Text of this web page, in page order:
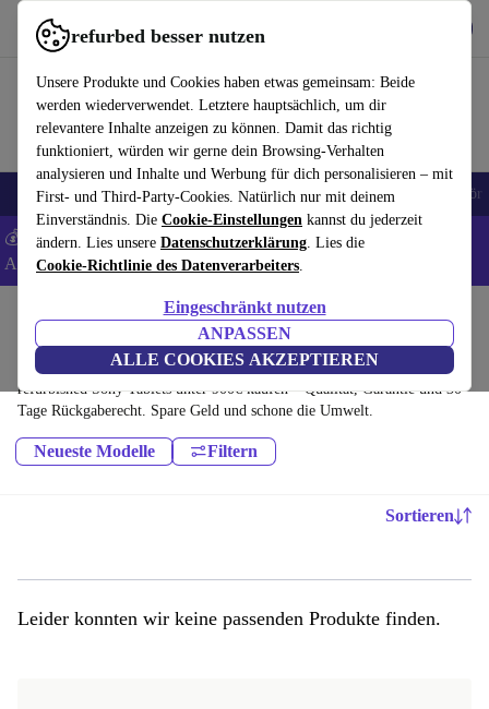
refurbed besser nutzen
Unsere Produkte und Cookies haben etwas gemeinsam: Beide
werden wiederverwendet. Letztere hauptsächlich, um dir
relevantere Inhalte anzeigen zu können. Damit das richtig
funktioniert, würden wir gerne dein Browsing-Verhalten
analysieren und Inhalte und Werbung für dich personalisieren – mit
First- und Third-Party-Cookies. Natürlich nur mit deinem
Einverständnis. Die Cookie-Einstellungen kannst du jederzeit
ändern. Lies unsere Datenschutzerklärung. Lies die
Cookie-Richtlinie des Datenverarbeiters.
Eingeschränkt nutzen
ANPASSEN
ALLE COOKIES AKZEPTIEREN
refurbed schnell und einfach nutzen
🎒 Back to school Handys Laptops Tablets Smartwatches Zubehör
💰 Extra -5% auf Samsung- und Google-Smartphones - Code:
ANDROID5 -AGB
Tablets
Sony Tablets:
refurbished Sony Tablets unter 900€ kaufen – Qualität, Garantie und 30
Tage Rückgaberecht. Spare Geld und schone die Umwelt.
Neueste Modelle Filtern
Sortieren
Leider konnten wir keine passenden Produkte finden.